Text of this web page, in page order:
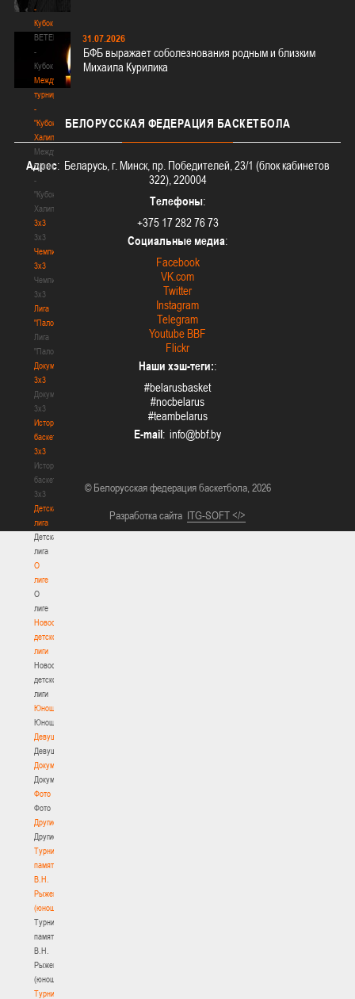
-
Кубок
BETERA
-
Кубок
Международный
турнир
-
"Кубок
Халипского"
Международный
турнир
-
"Кубок
Халипского"
3x3
3x3
Чемпионат
3х3
Чемпионат
3х3
Лига
"Палова"
Лига
"Палова"
Документы
3х3
Документы
3х3
История
баскетбола
3х3
История
баскетбола
3х3
Детская
лига
Детская
лига
О
лиге
О
лиге
Новости
детской
лиги
Новости
детской
лиги
Юноши
Юноши
Девушки
Девушки
Документы
Документы
Фото
Фото
Другие
Другие
Турнир
памяти
В.Н.
Рыженкова
(юноши)
Турнир
памяти
В.Н.
Рыженкова
(юноши)
Турнир
31.07.2026
БФБ выражает соболезнования родным и близким
Михаила Курилика
БЕЛОРУССКАЯ ФЕДЕРАЦИЯ БАСКЕТБОЛА
Адрес: Беларусь, г. Минск, пр. Победителей, 23/1 (блок кабинетов
322), 220004
Телефоны:
+375 17 282 76 73
Социальные медиа:
Facebook
VK.com
Twitter
Instagram
Telegram
Youtube BBF
Flickr
Наши хэш-теги::
#belarusbasket
#nocbelarus
#teambelarus
E-mail:
© Белорусская федерация баскетбола, 2026
Разработка сайта ITG-SOFT </>